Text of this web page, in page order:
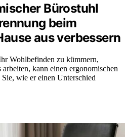
Bürostuhl
beim
aus verbessern
Wohlbefinden zu kümmern,
kann einen ergonomischen
wie er einen Unterschied